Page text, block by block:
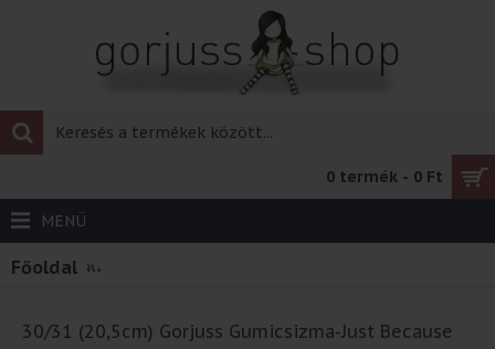
0 termék - 0 Ft
MENÜ
Főoldal 30/31 (20,5cm) Gorjuss Gumicsizma-Just
30/31 (20,5cm) Gorjuss Gumicsizma-Just Because